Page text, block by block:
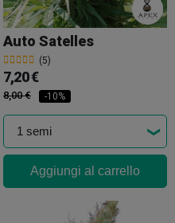
Auto Satelles
(5)
7,20 €
8,00 € -10%
Aggiungi al carrello